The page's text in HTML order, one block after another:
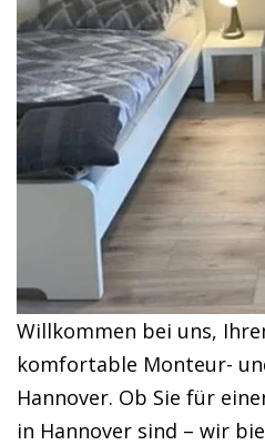
Willkommen bei uns,
komfortable Monteur-
Hannover. Ob Sie für
in Hannover sind – wir